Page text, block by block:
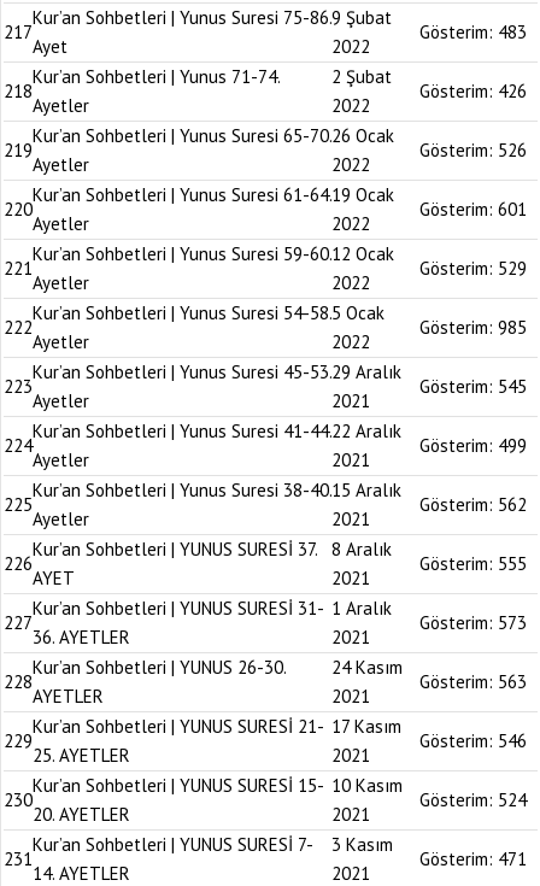
217
Kur’an Sohbetleri | Yunus Suresi 75-86.
Ayet
9 Şubat
2022
Gösterim: 483
218
Kur’an Sohbetleri | Yunus 71-74.
Ayetler
2 Şubat
2022
Gösterim: 426
219
Kur’an Sohbetleri | Yunus Suresi 65-70.
Ayetler
26 Ocak
2022
Gösterim: 526
220
Kur’an Sohbetleri | Yunus Suresi 61-64.
Ayetler
19 Ocak
2022
Gösterim: 601
221
Kur’an Sohbetleri | Yunus Suresi 59-60.
Ayetler
12 Ocak
2022
Gösterim: 529
222
Kur’an Sohbetleri | Yunus Suresi 54-58.
Ayetler
5 Ocak
2022
Gösterim: 985
223
Kur’an Sohbetleri | Yunus Suresi 45-53.
Ayetler
29 Aralık
2021
Gösterim: 545
224
Kur’an Sohbetleri | Yunus Suresi 41-44.
Ayetler
22 Aralık
2021
Gösterim: 499
225
Kur’an Sohbetleri | Yunus Suresi 38-40.
Ayetler
15 Aralık
2021
Gösterim: 562
226
Kur’an Sohbetleri | YUNUS SURESİ 37.
AYET
8 Aralık
2021
Gösterim: 555
227
Kur’an Sohbetleri | YUNUS SURESİ 31-
36. AYETLER
1 Aralık
2021
Gösterim: 573
228
Kur’an Sohbetleri | YUNUS 26-30.
AYETLER
24 Kasım
2021
Gösterim: 563
229
Kur’an Sohbetleri | YUNUS SURESİ 21-
25. AYETLER
17 Kasım
2021
Gösterim: 546
230
Kur’an Sohbetleri | YUNUS SURESİ 15-
20. AYETLER
10 Kasım
2021
Gösterim: 524
231
Kur’an Sohbetleri | YUNUS SURESİ 7-
14. AYETLER
3 Kasım
2021
Gösterim: 471